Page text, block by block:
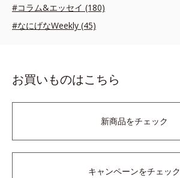
#コラム&エッセイ (180)
#なにげなWeekly (45)
お買いものはこちら
新商品をチェック
キャンペーンをチェック